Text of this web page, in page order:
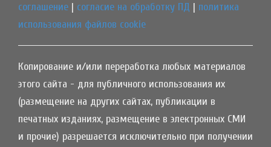
соглашение | согласие на обработку ПД | политика
использования файлов cookie
Копирование и/или переработка любых материалов
этого сайта - для публичного использования их
(размещение на других сайтах, публикации в
печатных изданиях, размещение в электронных СМИ
и прочие) разрешается исключительно при получении